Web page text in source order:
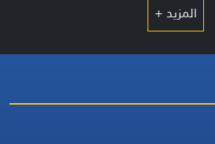
المزيد +